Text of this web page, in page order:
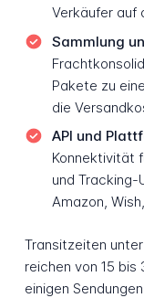
Verkäufer auf
Sammlung
Pakete zu
die
API und
Konnektivität
und Tracking-
Amazon,
Transitzeiten
reichen von 15
einigen